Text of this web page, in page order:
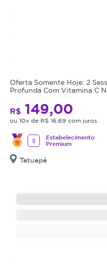
Oferta Somente Hoje: 2
Profunda Com Vitamina C
R$ 149,00
ou 10x de R$ 16,69 com juros
5
Estabelecimento
Premium
Tatuapé